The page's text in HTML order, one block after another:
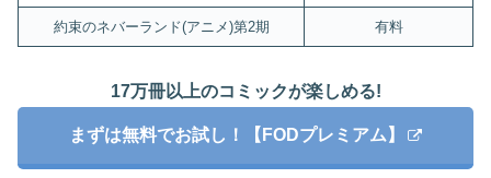
約束のネバーランド(アニメ)第2期 有料
17万冊以上のコミックが楽しめる!
まずは無料でお試し！【FODプレミアム】